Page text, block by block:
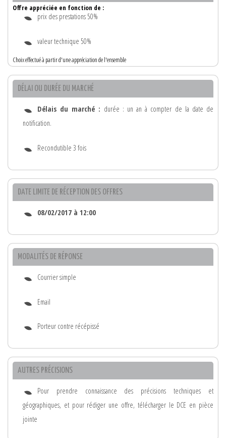
Offre appréciée en fonction de :
prix des prestations 50%
valeur technique 50%
Choix effectué à partir d'une appréciation de l'ensemble
DÉLAI OU DURÉE DU MARCHÉ
Délais du marché : durée : un an à compter de la date de
notification.
Recondutible 3 fois
DATE LIMITE DE RÉCEPTION DES OFFRES
08/02/2017 à 12:00
MODALITÉS DE RÉPONSE
Courrier simple
Email
Porteur contre récépissé
AUTRES PRÉCISIONS
Pour prendre connaissance des précisions techniques et
géographiques, et pour rédiger une offre, télécharger le DCE en pièce
jointe